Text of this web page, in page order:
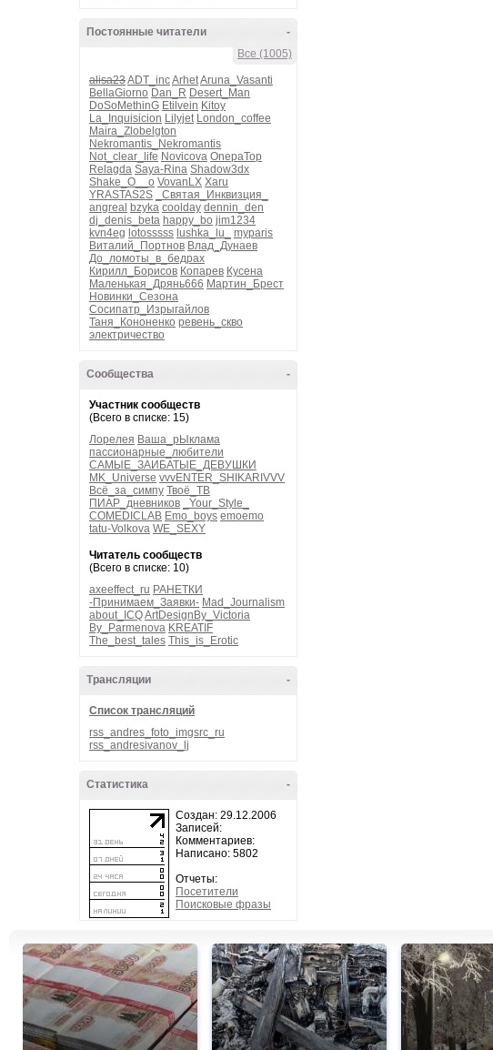
-
Постоянные читатели
Все (1005)
alisa23ADT_incArhetAruna_Vasanti
BellaGiorno Dan_R Desert_Man
DoSoMethinG Etilvein Kitoy
La_Inquisicion Lilyjet London_coffee
Maira_Zlobelgton
Nekromantis_Nekromantis
Not_clear_life Novicova OnepaTop
Relagda Saya-Rina Shadow3dx
Shake_O__o VovanLX Xaru
YRASTAS2S
_Святая_Инквизция_
angreal bzyka coolday dennin_den
dj_denis_beta happy_bo jim1234
kvn4eg lotosssss lushka_lu_
myparis
Виталий_Портнов Влад_Дунаев
До_ломоты_в_бедрах
Кирилл_Борисов Копарев Кусена
Маленькая_Дрянь666 Мартин_Брест
Новинки_Сезона
Сосипатр_Изрыгайлов
Таня_Кононенко ревень_скво
электричество
-
Сообщества
Участник сообществ
(Всего в списке: 15)
Лорелея Ваша_рЫклама
пассионарные_любители
САМЫЕ_ЗАИБАТЫЕ_ДЕВУШКИ
MK_Universe vvvENTER_SHIKARIVVV
Всё_за_симпу Твоё_ТВ
ПИАР_дневников
_Your_Style_
COMEDICLAB Emo_boys emoemo
tatu-Volkova WE_SEXY
Читатель сообществ
(Всего в списке: 10)
axeeffect_ru РАНЕТКИ
-Принимаем_Заявки- Mad_Journalism
about_ICQArtDesignBy_Victoria
By_Parmenova KREATIF
The_best_tales This_is_Erotic
-
Трансляции
Список трансляций
rss_andres_foto_imgsrc_ru
rss_andresivanov_lj
-
Статистика
Создан: 29.12.2006
Записей:
Комментариев:
Написано: 5802
Отчеты:
Посетители
Поисковые фразы